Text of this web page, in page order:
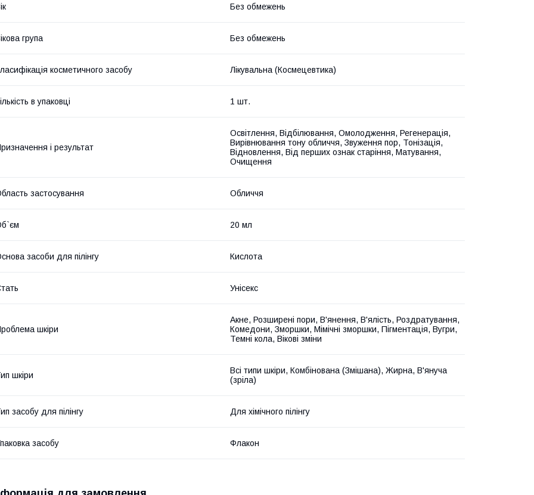
Без обмежень
група Без обмежень
косметичного засобу Лікувальна (Космецевтика)
в упаковці 1 шт.
і результат
Освітлення, Відбілювання, Омолодження, Регенерація,
Вирівнювання тону обличчя, Звуження пор, Тонізація,
Відновлення, Від перших ознак старіння, Матування,
Очищення
застосування Обличчя
20 мл
засоби для пілінгу Кислота
Унісекс
шкіри
Акне, Розширені пори, В'янення, В'ялість, Роздратування,
Комедони, Зморшки, Мімічні зморшки, Пігментація, Вугри,
Темні кола, Вікові зміни
шкіри
Всі типи шкіри, Комбінована (Змішана), Жирна, В'януча
(зріла)
засобу для пілінгу Для хімічного пілінгу
засобу Флакон